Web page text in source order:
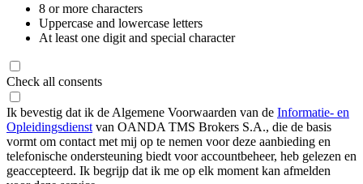
8 or more characters
Uppercase and lowercase letters
At least one digit and special character
Check all consents
Ik bevestig dat ik de Algemene Voorwaarden van de Informatie- en
Opleidingsdienst van OANDA TMS Brokers S.A., die de basis
vormt om contact met mij op te nemen voor deze aanbieding en
telefonische ondersteuning biedt voor accountbeheer, heb gelezen en
geaccepteerd. Ik begrijp dat ik me op elk moment kan afmelden